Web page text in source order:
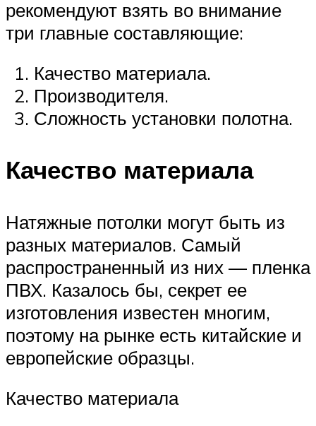
рекомендуют взять во внимание
три главные составляющие:
Качество материала.
Производителя.
Сложность установки полотна.
Качество материала
Натяжные потолки могут быть из
разных материалов. Самый
распространенный из них — пленка
ПВХ. Казалось бы, секрет ее
изготовления известен многим,
поэтому на рынке есть китайские и
европейские образцы.
Качество материала